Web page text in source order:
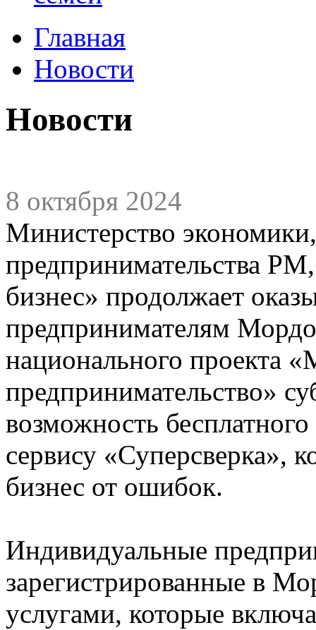
Главная
Новости
Новости
8 октября 2024
Министерство
предпринимательства
бизнес» продолжает
предпринимателям
национального проекта
предпринимательство»
возможность
сервису «Суперсверка»,
бизнес от ошибок.
Индивидуальные
зарегистрированные в
услугами, которые